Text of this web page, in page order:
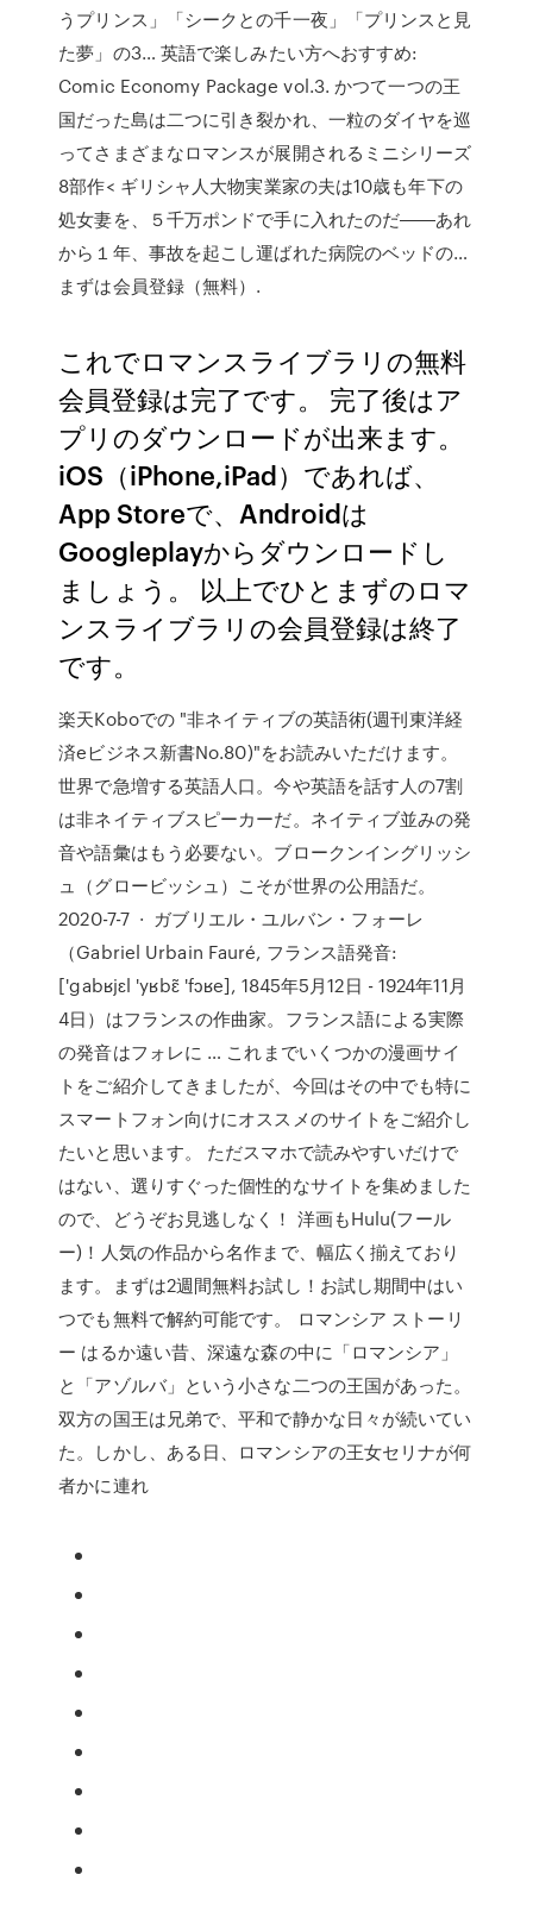
うプリンス」「シークとの千一夜」「プリンスと見
た夢」の3… 英語で楽しみたい方へおすすめ:
Comic Economy Package vol.3. かつて一つの王
国だった島は二つに引き裂かれ、一粒のダイヤを巡
ってさまざまなロマンスが展開されるミニシリーズ
8部作< ギリシャ人大物実業家の夫は10歳も年下の
処女妻を、５千万ポンドで手に入れたのだ――あれ
から１年、事故を起こし運ばれた病院のベッドの…
まずは会員登録（無料）.
これでロマンスライブラリの無料
会員登録は完了です。 完了後はア
プリのダウンロードが出来ます。
iOS（iPhone,iPad）であれば、
App Storeで、Androidは
Googleplayからダウンロードし
ましょう。 以上でひとまずのロマ
ンスライブラリの会員登録は終了
です。
楽天Koboでの "非ネイティブの英語術(週刊東洋経
済eビジネス新書No.80)"をお読みいただけます。
世界で急増する英語人口。今や英語を話す人の7割
は非ネイティブスピーカーだ。ネイティブ並みの発
音や語彙はもう必要ない。ブロークンイングリッシ
ュ（グロービッシュ）こそが世界の公用語だ。
2020-7-7 · ガブリエル・ユルバン・フォーレ
（Gabriel Urbain Fauré, フランス語発音:
['gabʁjɛl 'yʁbɛ̃ 'fɔʁe], 1845年5月12日 - 1924年11月
4日）はフランスの作曲家。フランス語による実際
の発音はフォレに … これまでいくつかの漫画サイ
トをご紹介してきましたが、今回はその中でも特に
スマートフォン向けにオススメのサイトをご紹介し
たいと思います。 ただスマホで読みやすいだけで
はない、選りすぐった個性的なサイトを集めました
ので、どうぞお見逃しなく！ 洋画もHulu(フール
ー)！人気の作品から名作まで、幅広く揃えており
ます。まずは2週間無料お試し！お試し期間中はい
つでも無料で解約可能です。 ロマンシア ストーリ
ー はるか遠い昔、深遠な森の中に「ロマンシア」
と「アゾルバ」という小さな二つの王国があった。
双方の国王は兄弟で、平和で静かな日々が続いてい
た。しかし、ある日、ロマンシアの王女セリナが何
者かに連れ